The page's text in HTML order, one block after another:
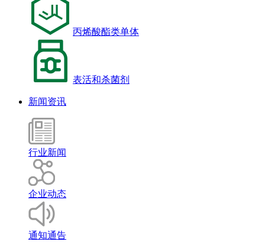
丙烯酸酯类单体
表活和杀菌剂
新闻资讯
行业新闻
企业动态
通知通告